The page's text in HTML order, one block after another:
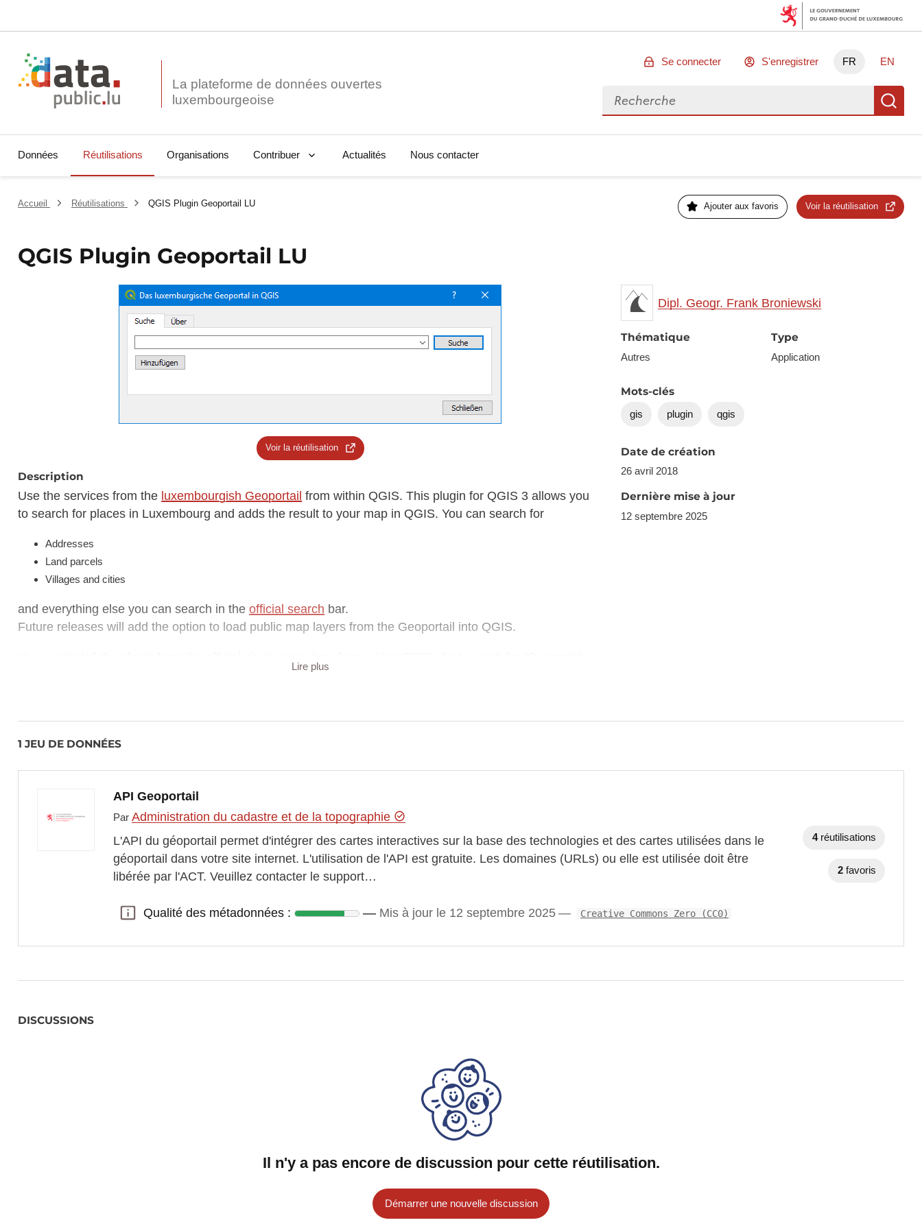
La plateforme de données ouvertes
Se connecter S'enregistrer FR EN
Rechercher des données
Données Réutilisations Organisations Contribuer Actualités Nous contacter
Accueil Réutilisations QGIS Plugin Geoportail LU Ajouter aux favoris Voir la réutilisation
QGIS Plugin Geoportail LU
Voir la réutilisation
Description
Use the services from the luxembourgish Geoportail from within QGIS. This plugin for QGIS 3 allows you
to search for places in Luxembourg and adds the result to your map in QGIS. You can search for
Addresses
Land parcels
Villages and cities
and everything else you can search in theofficial search bar.
Future releases will add the option to load public map layers from the Geoportail into QGIS.
LU". Alternatively you can download the archive from the plugin's homepage and install the ZIP through the
CHANGELOG:
2020-05-20 I released version 0.16 of the plugin to fix an issue with CRS axis order introduced with GDAL
Lire plus
Dipl. Geogr. Frank Broniewski
Thématique
Autres
Type
Application
Mots-clés
gis plugin qgis
Date de création
26 avril 2018
Dernière mise à jour
12 septembre 2025
1 JEU DE DONNÉES
API Geoportail
Par Administration du cadastre et de la topographie
L'API du géoportail permet d'intégrer des cartes interactives sur la base des technologies et des cartes utilisées dans le
géoportail dans votre site internet. L'utilisation de l'API est gratuite. Les domaines (URLs) ou elle est utilisée doit être
libérée par l'ACT. Veuillez contacter le support…
Qualité des métadonnées :
Qualité des métadonnées : Mis à jour le 12 septembre 2025 Creative Commons Zero (CC0)
4 réutilisations
2 favoris
DISCUSSIONS
Il n'y a pas encore de discussion pour cette réutilisation.
Démarrer une nouvelle discussion